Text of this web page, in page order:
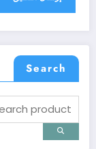
Search